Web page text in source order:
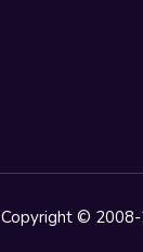
Copyright © 2008-